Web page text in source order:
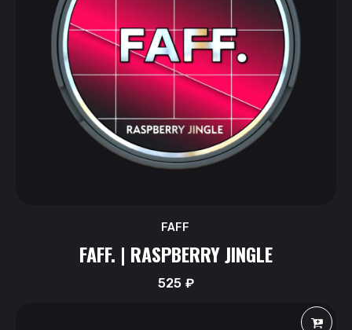
FAFF
FAFF. | RASPBERRY JINGLE
525₽